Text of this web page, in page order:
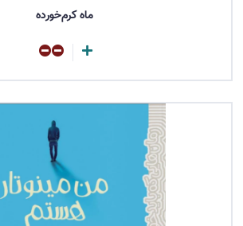
ماه کرم‌خورده
مشاهده کتاب